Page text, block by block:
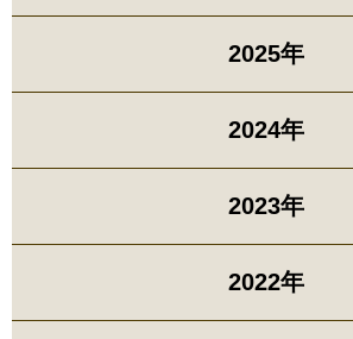
2025年
2024年
2023年
2022年